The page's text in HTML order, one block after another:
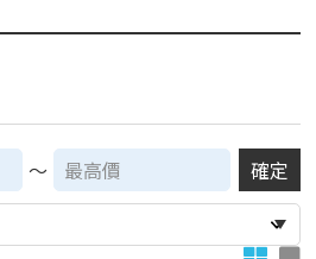
～
確定